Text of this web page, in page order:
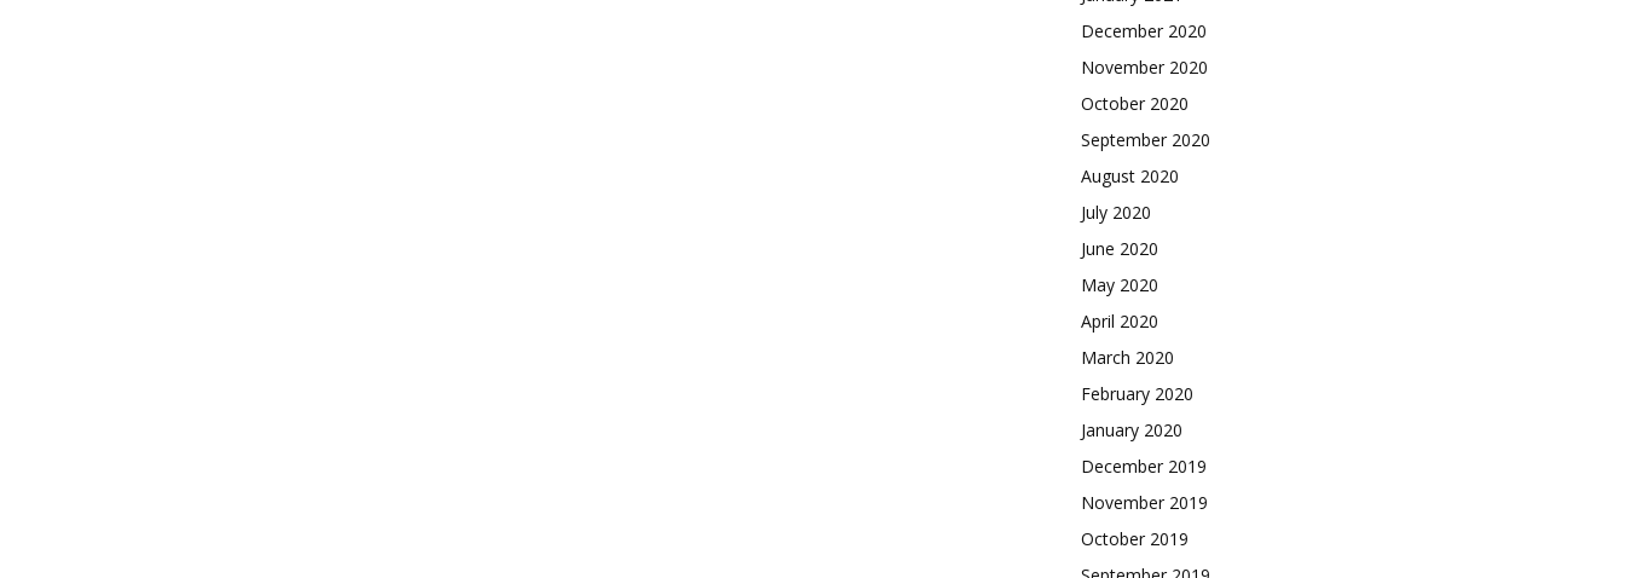
December 2020
November 2020
October 2020
September 2020
August 2020
July 2020
June 2020
May 2020
April 2020
March 2020
February 2020
January 2020
December 2019
November 2019
October 2019